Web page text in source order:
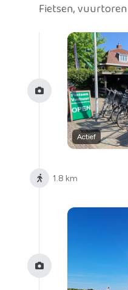
Fietsen,
Actief
1.8 km